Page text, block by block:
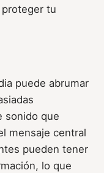
tu
puede abrumar
sonido que
mensaje central
pueden tener
lo que